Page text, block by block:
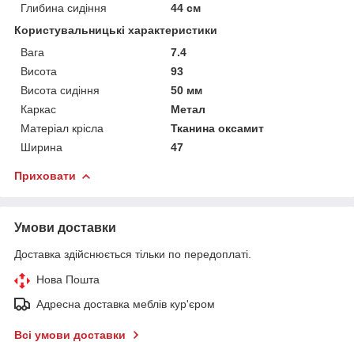
Глибина сидіння
44 см
Користувальницькі характеристики
Вага
7.4
Висота
93
Висота сидіння
50 мм
Каркас
Метал
Матеріал крісла
Тканина оксамит
Ширина
47
Приховати
Умови доставки
Доставка здійснюється тільки по передоплаті.
Нова Пошта
Адресна доставка меблів кур'єром
Всі умови доставки